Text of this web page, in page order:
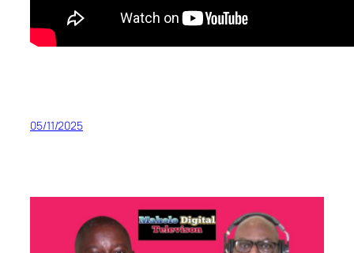
05/11/2025